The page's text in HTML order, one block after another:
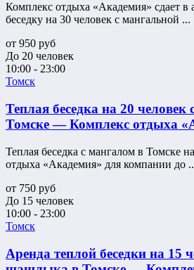
Комплекс отдыха «Академия» сдает в
беседку на 30 человек с мангальной ...
от 950 руб
До 20 человек
10:00 - 23:00
Томск
Теплая беседка на 20 человек
Томске — Комплекс отдыха
Теплая беседка с мангалом в Томске
отдыха «Академия» для компании до
от 750 руб
До 15 человек
10:00 - 23:00
Томск
Аренда теплой беседки на 15